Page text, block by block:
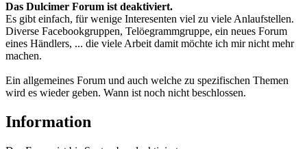
Das Dulcimer Forum ist deaktiviert.
Es gibt einfach, für wenige Interesenten viel zu viele Anlaufstellen.
Diverse Facebookgruppen, Telöegrammgruppe, ein neues Forum
eines Händlers, ... die viele Arbeit damit möchte ich mir nicht mehr
machen.
Ein allgemeines Forum und auch welche zu spezifischen Themen
wird es wieder geben. Wann ist noch nicht beschlossen.
Information